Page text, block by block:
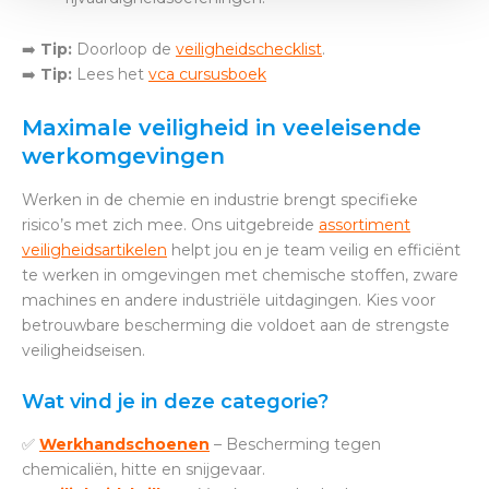
➡️ Tip: Doorloop de veiligheidschecklist.
➡️ Tip: Lees het vca cursusboek
Maximale veiligheid in veeleisende
werkomgevingen
Werken in de chemie en industrie brengt specifieke
risico’s met zich mee. Ons uitgebreide assortiment
veiligheidsartikelen helpt jou en je team veilig en efficiënt
te werken in omgevingen met chemische stoffen, zware
machines en andere industriële uitdagingen. Kies voor
betrouwbare bescherming die voldoet aan de strengste
veiligheidseisen.
Wat vind je in deze categorie?
✅ Werkhandschoenen – Bescherming tegen
chemicaliën, hitte en snijgevaar.